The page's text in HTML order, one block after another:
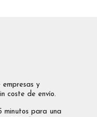
empresas y
coste de envío.
minutos para una